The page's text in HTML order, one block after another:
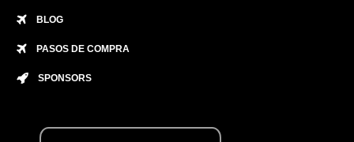
BLOG
PASOS DE COMPRA
SPONSORS